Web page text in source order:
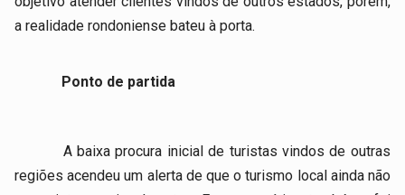
a realidade rondoniense bateu à porta.
Ponto de partida
A baixa procura inicial de turistas vindos de outras
regiões acendeu um alerta de que o turismo local ainda não